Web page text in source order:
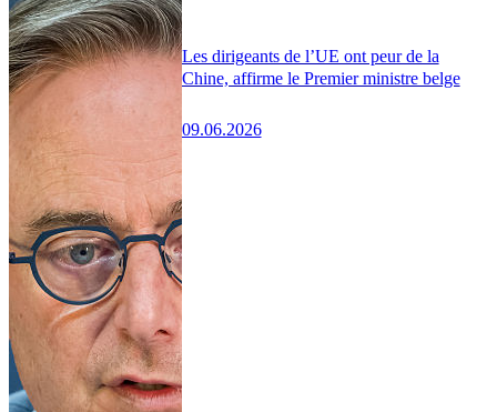
Les dirigeants de l’UE ont peur de la
Chine, affirme le Premier ministre belge
09.06.2026